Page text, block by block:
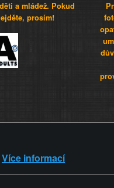
a mládež. Pokud
prosím!
PRAVIDLA A
Více informací